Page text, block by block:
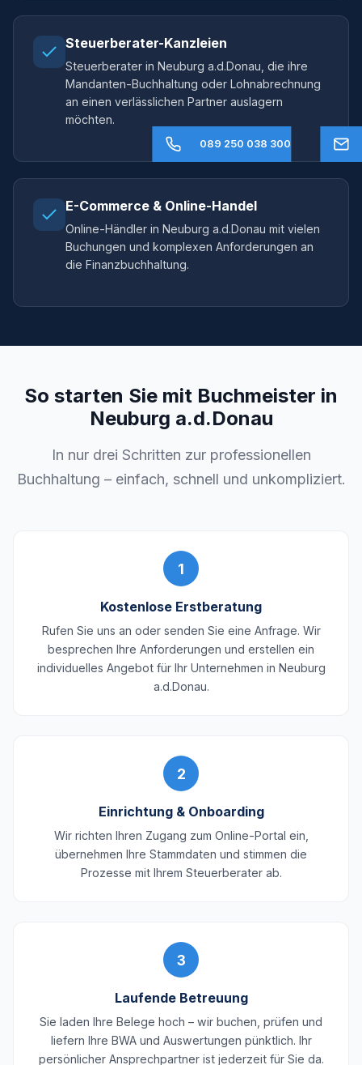
Steuerberater-Kanzleien
Steuerberater in Neuburg a.d.Donau, die ihre
Mandanten-Buchhaltung oder Lohnabrechnung
an einen verlässlichen Partner auslagern
möchten.
E-Commerce & Online-Handel
Online-Händler in Neuburg a.d.Donau mit vielen
Buchungen und komplexen Anforderungen an
die Finanzbuchhaltung.
So starten Sie mit Buchmeister in
Neuburg a.d.Donau
In nur drei Schritten zur professionellen
Buchhaltung – einfach, schnell und unkompliziert.
1
Kostenlose Erstberatung
Rufen Sie uns an oder senden Sie eine Anfrage. Wir
besprechen Ihre Anforderungen und erstellen ein
individuelles Angebot für Ihr Unternehmen in Neuburg
a.d.Donau.
2
Einrichtung & Onboarding
Wir richten Ihren Zugang zum Online-Portal ein,
übernehmen Ihre Stammdaten und stimmen die
Prozesse mit Ihrem Steuerberater ab.
3
Laufende Betreuung
Sie laden Ihre Belege hoch – wir buchen, prüfen und
liefern Ihre BWA und Auswertungen pünktlich. Ihr
persönlicher Ansprechpartner ist jederzeit für Sie da.
089 250 038 300